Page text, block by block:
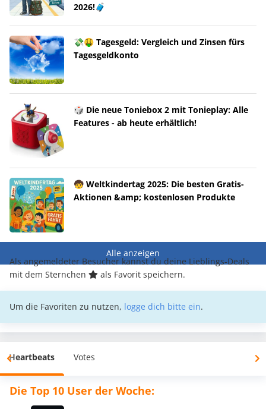
2026!🧳
💸🤑 Tagesgeld: Vergleich und Zinsen fürs
Tagesgeldkonto
🎲 Die neue Toniebox 2 mit Tonieplay: Alle
Features - ab heute erhältlich!
🧒 Weltkindertag 2025: Die besten Gratis-
Aktionen &amp; kostenlosen Produkte
Alle anzeigen
Als angemeldeter Besucher kannst du deine Lieblings-Deals
mit dem Sternchen
als Favorit speichern.
Um die Favoriten zu nutzen, logge dich bitte ein.
Heartbeats Votes
Die Top 10 User der Woche: